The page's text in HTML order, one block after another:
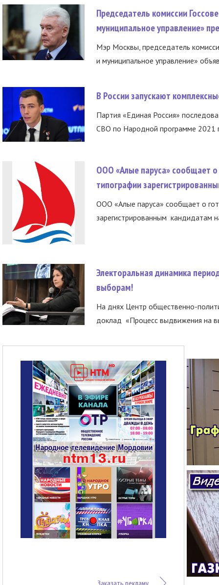
Председатель комиссии
муниципальное управление»
Мэр Москвы, председатель
и муниципальное управление»
В России запускают
Партия «Единая Россия»
СВО по Народной программе 2021
ООО «Алые паруса» сообщает о
типографии
ООО «Алые паруса» сообщает о
зарегистрированным кандидатам
Электоральная динамика
выборам!
На днях Центр общественно-
доклад «Процесс выдвижения на
Заказать рекламу